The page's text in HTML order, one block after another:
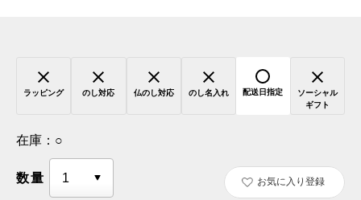
ラッピング のし対応 仏のし対応 のし名入れ 配送日指定
ソーシャル
ギフト
在庫： ○
数量 お気に入り登録